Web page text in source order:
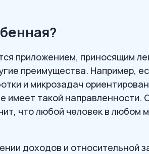
приложением, приносящим
преимущества. Например,
и микрозадач
имеет такой направленности.
что любой человек в любом
доходов и относительной